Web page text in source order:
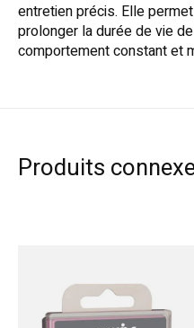
entretien précis. Elle
prolonger la durée de vie
comportement constant et
Produits